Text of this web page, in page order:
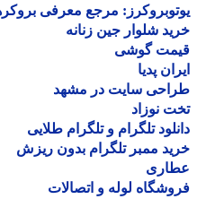
مرجع معرفی بروکرها
شلوار جین زنانه
گوشی
پدیا
سایت در مشهد
نوزاد
تلگرام و تلگرام طلایی
ممبر تلگرام بدون ریزش
لوله و اتصالات